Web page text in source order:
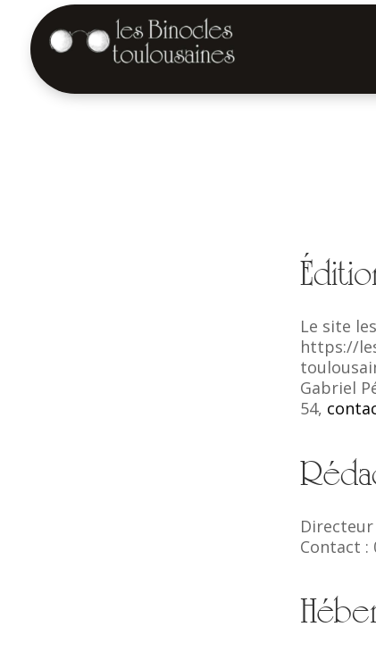
Le site
https://
Gabriel
54,
Contact :